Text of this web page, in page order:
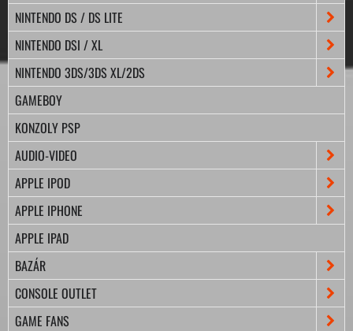
NINTENDO DS / DS LITE
NINTENDO DSI / XL
NINTENDO 3DS/3DS XL/2DS
GAMEBOY
KONZOLY PSP
AUDIO-VIDEO
APPLE IPOD
APPLE IPHONE
APPLE IPAD
BAZÁR
CONSOLE OUTLET
GAME FANS